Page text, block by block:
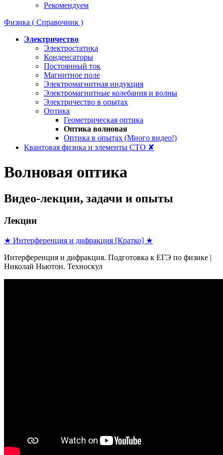
Рекомендуем
Физика ( Справочник )
Электричество
Электростатика
Конденсаторы
Постоянный ток
Магнитное поле
Электромагнитная индукция
Электромагнитные колебания и волны
Электричество в опытах
Оптика
Геометрическая оптика
Оптика волновая
Оптика в опытах (Много видео!)
Квантовая физика и элементы СТО ✘
Волновая оптика
Видео-лекции, задачи и опыты
Лекции
★ Интерференция и дифракция [Кратко] ★
Интерференция и дифракция. Подготовка к ЕГЭ по физике |
Николай Ньютон. Техноскул